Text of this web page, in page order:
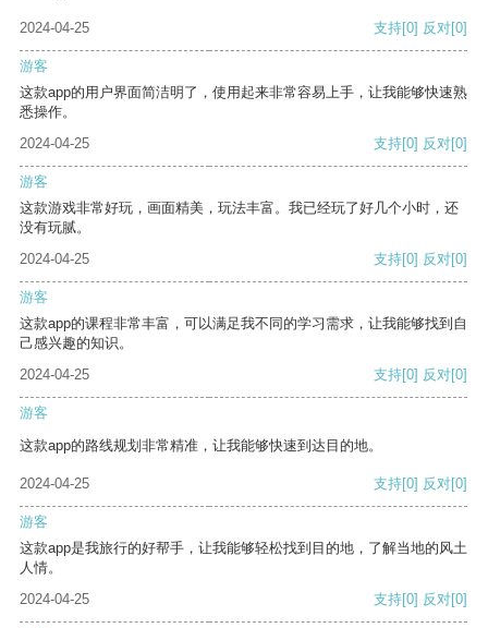
2024-04-25 支持[0] 反对[0]
游客
这款app的用户界面简洁明了，使用起来非常容易上手，让我能够快速熟
悉操作。
2024-04-25
支持[0] 反对[0]
游客
这款游戏非常好玩，画面精美，玩法丰富。我已经玩了好几个小时，还
没有玩腻。
2024-04-25
支持[0] 反对[0]
游客
这款app的课程非常丰富，可以满足我不同的学习需求，让我能够找到自
己感兴趣的知识。
2024-04-25
支持[0] 反对[0]
游客
这款app的路线规划非常精准，让我能够快速到达目的地。
2024-04-25 支持[0] 反对[0]
游客
这款app是我旅行的好帮手，让我能够轻松找到目的地，了解当地的风土
人情。
2024-04-25
支持[0] 反对[0]